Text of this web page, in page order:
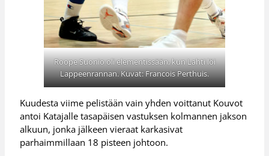
Roope Suonio oli elementissään, kun Lahti löi
Lappeenrannan. Kuvat: Francois Perthuis.
Kuudesta viime pelistään vain yhden voittanut Kouvot
antoi Katajalle tasapäisen vastuksen kolmannen jakson
alkuun, jonka jälkeen vieraat karkasivat
parhaimmillaan 18 pisteen johtoon.